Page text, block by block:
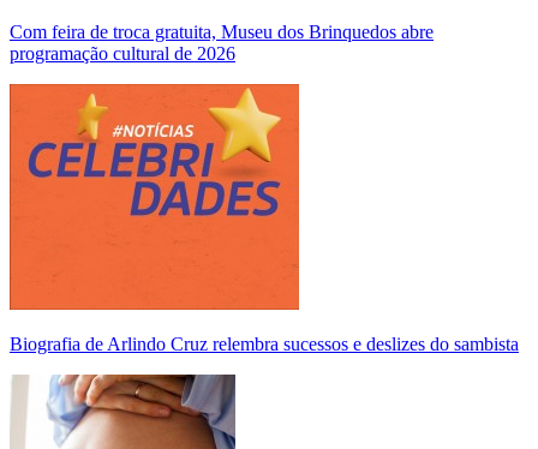
Com feira de troca gratuita, Museu dos Brinquedos abre
programação cultural de 2026
Biografia de Arlindo Cruz relembra sucessos e deslizes do sambista